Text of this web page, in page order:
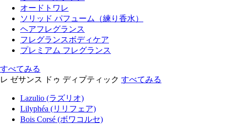
オードトワレ
ソリッド パフューム（練り香水）
ヘアフレグランス
フレグランスボディケア
プレミアム フレグランス
すべてみる
レ ゼサンス ドゥ ディプティック すべてみる
Lazulio (ラズリオ)
Lilyphéa (リリフェア)
Bois Corsé (ボワコルセ)